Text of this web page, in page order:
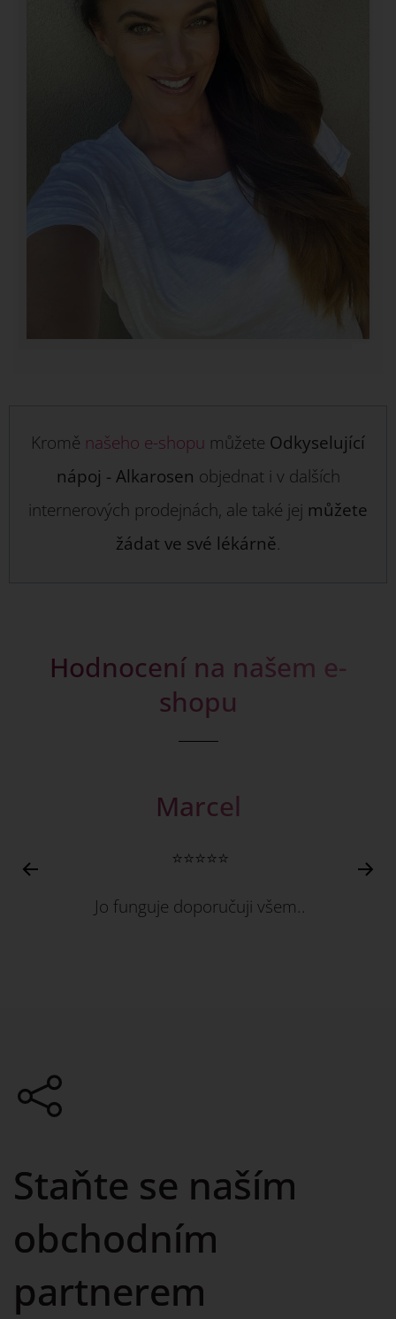
Kromě našeho e-shopu můžete Odkyselující
nápoj - Alkarosen objednat i v dalších
internerových prodejnách, ale také jej můžete
žádat ve své lékárně.
Hodnocení na našem e-
shopu
Marcel
⭐⭐⭐⭐⭐
Jo funguje doporučuji všem..
Staňte se naším
obchodním
partnerem